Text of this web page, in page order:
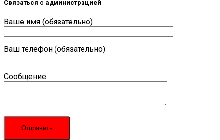
Связаться с администрацией
Ваше имя (обязательно)
Ваш телефон (обязательно)
Сообщение